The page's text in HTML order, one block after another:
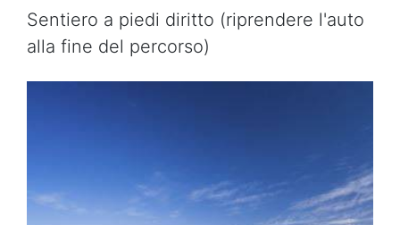
Sentiero a piedi diritto (riprendere l'auto
alla fine del percorso)